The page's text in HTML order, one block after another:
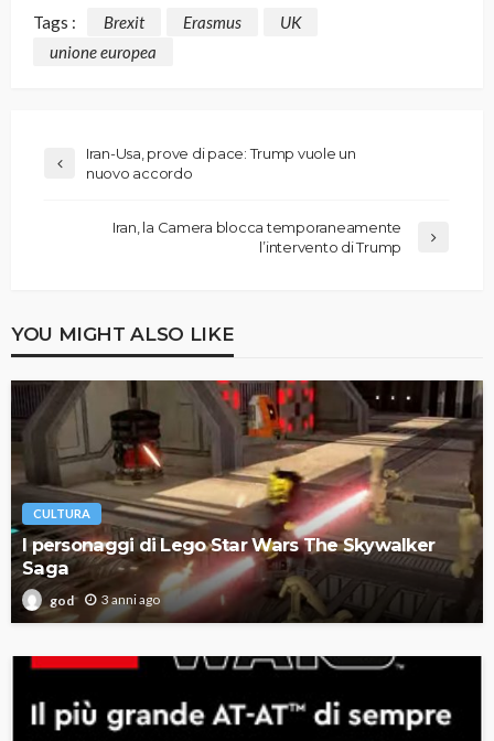
Tags : Brexit Erasmus
UK
unione europea
Iran-Usa, prove di pace: Trump vuole un
nuovo accordo
Iran, la Camera blocca temporaneamente
l’intervento di Trump
YOU MIGHT ALSO LIKE
CULTURA
I personaggi di Lego Star Wars The Skywalker
Saga
god 3 anni ago